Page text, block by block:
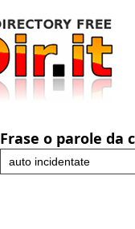
Frase o parole da